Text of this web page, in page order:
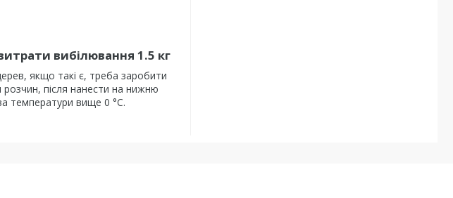
вибілювання 1.5 кг
якщо такі є, треба заробити
після нанести на нижню
температури вище 0 °C.